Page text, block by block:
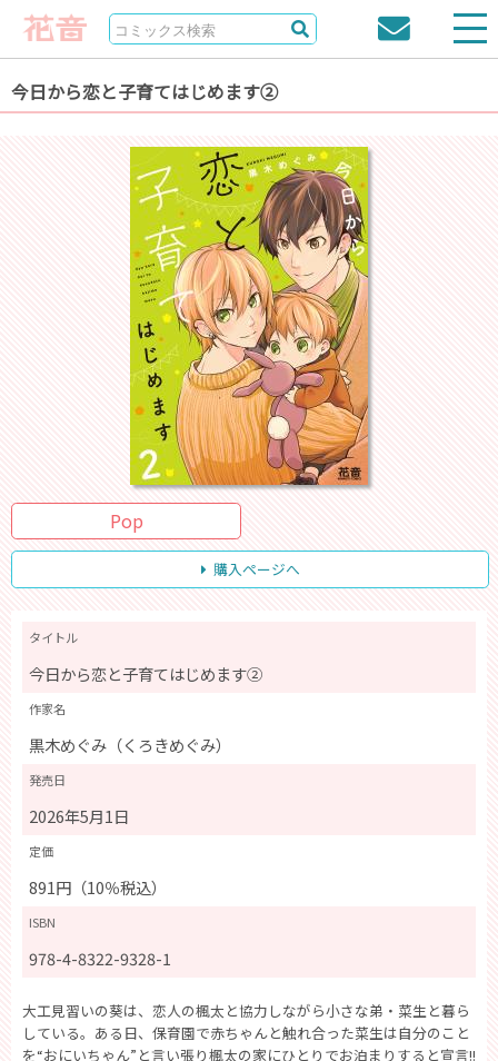
今日から恋と子育てはじめます②
Pop
購入ページへ
タイトル
今日から恋と子育てはじめます②
作家名
黒木めぐみ（くろきめぐみ）
発売日
2026年5月1日
定価
891円（10％税込）
ISBN
978-4-8322-9328-1
大工見習いの葵は、恋人の楓太と協力しながら小さな弟・菜生と暮ら
している。ある日、保育園で赤ちゃんと触れ合った菜生は自分のこと
を“おにいちゃん”と言い張り楓太の家にひとりでお泊まりすると宣言!!